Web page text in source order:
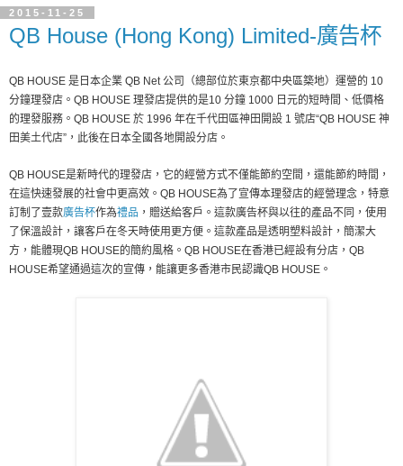
2015-11-25
QB House (Hong Kong) Limited-廣告杯
QB HOUSE 是日本企業 QB Net 公司（總部位於東京都中央區築地）運營的 10
分鐘理發店。QB HOUSE 理發店提供的是10 分鐘 1000 日元的短時間、低價格
的理發服務。QB HOUSE 於 1996 年在千代田區神田開設 1 號店“QB HOUSE 神
田美土代店”，此後在日本全國各地開設分店。
QB HOUSE是新時代的理發店，它的經營方式不僅能節約空間，還能節約時間，
在這快速發展的社會中更高效。QB HOUSE為了宣傳本理發店的經營理念，特意
訂制了壹款廣告杯作為禮品 ，贈送給客戶。這款廣告杯與以往的產品不同，使用
了保溫設計，讓客戶在冬天時使用更方便。這款產品是透明塑料設計，簡潔大
方，能體現QB HOUSE的簡約風格。QB HOUSE在香港已經設有分店，QB
HOUSE希望通過這次的宣傳，能讓更多香港市民認識QB HOUSE。